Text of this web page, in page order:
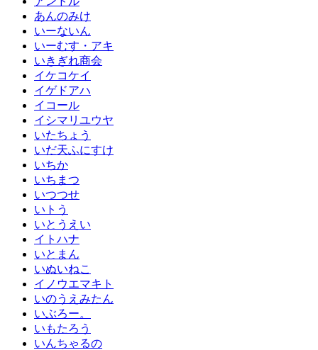
あんのみけ
いーないん
いーむす・アキ
いきぎれ商会
イケコケイ
イゲドアハ
イコール
イシマリユウヤ
いたちょう
いだ天ふにすけ
いちか
いちまつ
いつつせ
いトう
いとうえい
イトハナ
いとまん
いぬいねこ
イノウエマキト
いのうえみたん
いぶろー。
いもたろう
いんちゃるの